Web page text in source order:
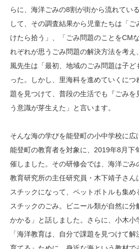
らに、海洋ごみの8割が街から流れてい
して、その調査結果から児童たちは「
けたら拾う」、「ごみ問題のことをCM
れぞれが思うごみ問題の解決方法を考
風先生は「最初、地域のごみ問題は子
った。しかし、里海科を進めていくに
題を見つけて、普段の生活でも『ごみ
う意識が芽生えた」と言います。
そんな海の学びを能登町の小中学校に広
能登町の教育者を対象に、2019年8月下
催しました。その研修会では、海洋ご
教育研究所の主任研究員・木下靖子さん
スチックになって、ペットボトルも集め
スチックのごみ。ビニール類が自然に分
かかる」と話しました。さらに、小木小
「海洋教育は、自分で課題を見つけて